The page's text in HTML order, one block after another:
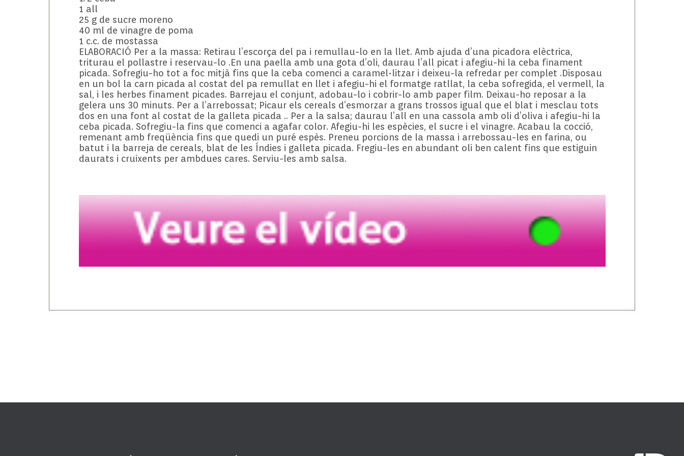
1 all
25 g de sucre moreno
40 ml de vinagre de poma
1 c.c. de mostassa
ELABORACIÓ Per a la massa: Retirau l’escorça del pa i remullau-lo en la llet. Amb ajuda d’una picadora elèctrica,
triturau el pollastre i reservau-lo .En una paella amb una gota d’oli, daurau l’all picat i afegiu-hi la ceba finament
picada. Sofregiu-ho tot a foc mitjà fins que la ceba comenci a caramel•litzar i deixeu-la refredar per complet .Disposau
en un bol la carn picada al costat del pa remullat en llet i afegiu-hi el formatge ratllat, la ceba sofregida, el vermell, la
sal, i les herbes finament picades. Barrejau el conjunt, adobau-lo i cobrir-lo amb paper film. Deixau-ho reposar a la
gelera uns 30 minuts. Per a l’arrebossat; Picaur els cereals d’esmorzar a grans trossos igual que el blat i mesclau tots
dos en una font al costat de la galleta picada .. Per a la salsa; daurau l’all en una cassola amb oli d’oliva i afegiu-hi la
ceba picada. Sofregiu-la fins que comenci a agafar color. Afegiu-hi les espècies, el sucre i el vinagre. Acabau la cocció,
remenant amb freqüència fins que quedi un puré espès. Preneu porcions de la massa i arrebossau-les en farina, ou
batut i la barreja de cereals, blat de les Índies i galleta picada. Fregiu-les en abundant oli ben calent fins que estiguin
daurats i cruixents per ambdues cares. Serviu-les amb salsa.